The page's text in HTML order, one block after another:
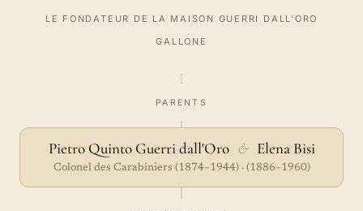
LE FONDATEUR DE LA MAISON GUERRI DALL'ORO
GALLONE
PARENTS
Pietro Quinto Guerri dall'Oro & Elena Bisi
Colonel des Carabiniers (1874–1944) · (1886–1960)